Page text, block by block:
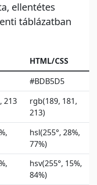
ellentétes
táblázatban
HTML/CSS
#BDB5D5
213
rgb(189, 181,
213)
hsl(255°, 28%,
77%)
hsv(255°, 15%,
84%)